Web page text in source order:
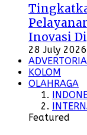
Inovasi
28 July
KOLOM
OLAHRAGA
Featured